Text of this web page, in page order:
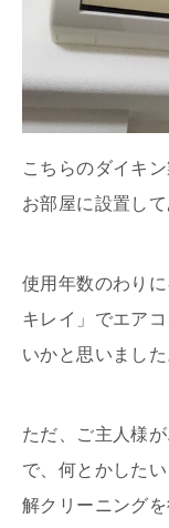
こちらのダイキ
お部屋に設置し
使用年数のわり
キレイ」でエア
いかと思いました
ただ、ご主人様
で、何とかした
解クリーニングを